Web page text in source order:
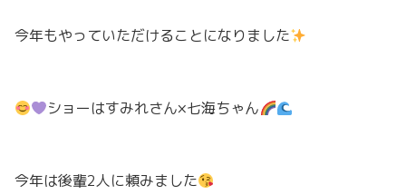
今年もやっていただけることになりました
ショーはすみれさん×七海ちゃん
今年は後輩2人に頼みました